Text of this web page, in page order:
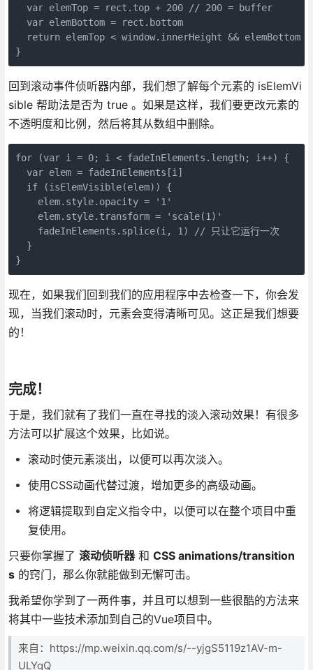
  var elemTop = rect.top + 200 // 200 = buffer
  var elemBottom = rect.bottom
return elemTop < window.innerHeight && elemBottom
回到滚动事件侦听器内部，我们想了解每个元素的 isElemVi
sible 帮助法是否为 true 。如果是这样，我们要更改元素的
不透明度和比例，然后将其从数组中删除。
for (var i = 0; i < fadeInElements.length; i++) {
  var elem = fadeInElements[i]
  if (isElemVisible(elem)) {
    elem.style.opacity = '1'
    elem.style.transform = 'scale(1)'
    fadeInElements.splice(i, 1) // 只让它运行一次
  }
现在，如果我们回到我们的应用程序中去检查一下，你会发
现，当我们滚动时，元素会变得清晰可见。这正是我们想要
的！
完成！
于是，我们就有了我们一直在寻找的淡入滚动效果！有很多
方法可以扩展这个效果，比如说。
滚动时使元素淡出，以便可以再次淡入。
使用CSS动画代替过渡，增加更多的高级动画。
将逻辑提取到自定义指令中，以便可以在整个项目中重
复使用。
只要你掌握了 滚动侦听器和 CSS animations/transition
s的窍门，那么你就能做到无懈可击。
我希望你学到了一两件事，并且可以想到一些很酷的方法来
将其中一些技术添加到自己的Vue项目中。
来自：https://mp.weixin.qq.com/s/--yjgS5119z1AV-m-
ULYgQ